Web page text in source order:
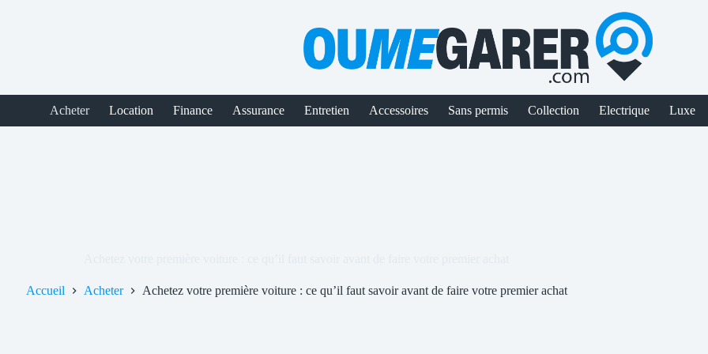
Acheter Location Finance Assurance Entretien Accessoires Sans permis Collection Electrique Luxe
Accueil Acheter Achetez votre première voiture : ce qu’il faut savoir avant de faire votre premier achat